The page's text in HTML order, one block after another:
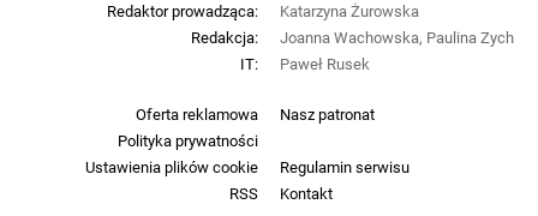
Oferta reklamowa
Nasz patronat
Polityka prywatności
Ustawienia plików cookie
Regulamin serwisu
RSS
Kontakt
Redaktor prowadząca:
Katarzyna Żurowska
Redakcja:
Joanna Wachowska, Paulina Zych
IT:
Paweł Rusek